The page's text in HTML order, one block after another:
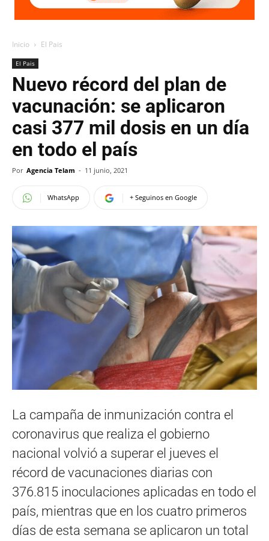
Inicio El Pais
El Pais
Nuevo récord del plan de
vacunación: se aplicaron
casi 377 mil dosis en un día
en todo el país
Por Agencia Telam - 11 junio, 2021
WhatsApp + Seguinos en Google
La campaña de inmunización contra el
coronavirus que realiza el gobierno
nacional volvió a superar el jueves el
récord de vacunaciones diarias con
376.815 inoculaciones aplicadas en todo el
país, mientras que en los cuatro primeros
días de esta semana se aplicaron un total